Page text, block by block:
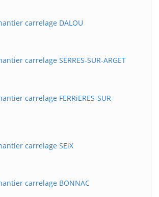
carrelage DALOU
carrelage SERRES-SUR-ARGET
carrelage FERRiERES-SUR-
carrelage SEiX
carrelage BONNAC